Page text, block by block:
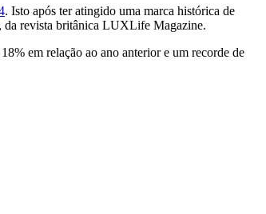
. Isto após ter atingido uma marca histórica de
, da revista britânica LUXLife Magazine.
em relação ao ano anterior e um recorde de